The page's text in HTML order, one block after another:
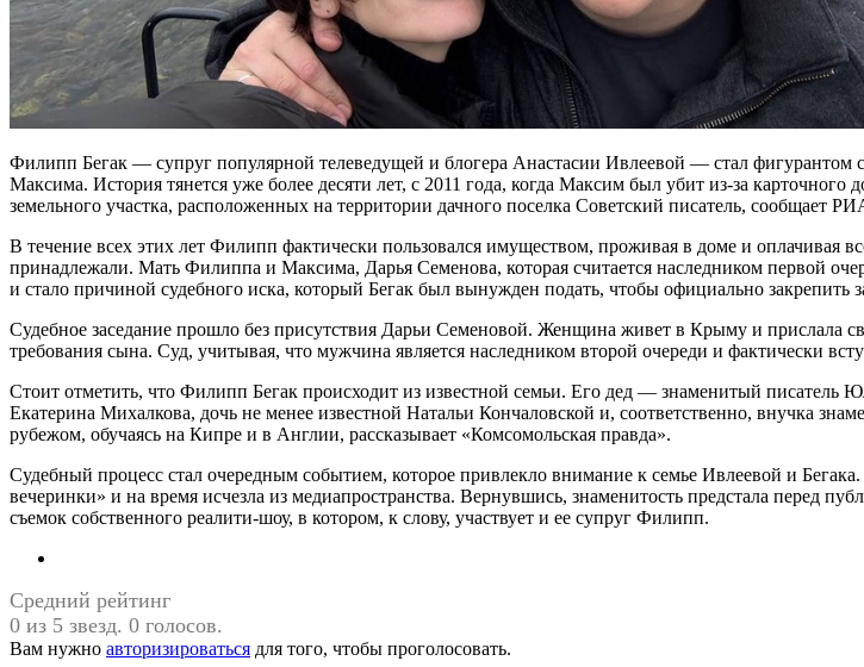
Филипп Бегак — супруг популярной телеведущей и блогера Анастасии Ивлеевой — стал фигурантом
Максима. История тянется уже более десяти лет, с 2011 года, когда Максим был убит из-за
земельного участка, расположенных на территории дачного поселка Советский писатель, сообщает
В течение всех этих лет Филипп фактически пользовался имуществом, проживая в доме и
принадлежали. Мать Филиппа и Максима, Дарья Семенова, которая считается наследником первой
и стало причиной судебного иска, который Бегак был вынужден подать, чтобы официально закрепить
Судебное заседание прошло без присутствия Дарьи Семеновой. Женщина живет в Крыму и прислала
требования сына. Суд, учитывая, что мужчина является наследником второй очереди и фактически
Стоит отметить, что Филипп Бегак происходит из известной семьи. Его дед — знаменитый
Екатерина Михалкова, дочь не менее известной Натальи Кончаловской и, соответственно, внучка
рубежом, обучаясь на Кипре и в Англии, рассказывает «Комсомольская правда».
Судебный процесс стал очередным событием, которое привлекло внимание к семье Ивлеевой и
вечеринки» и на время исчезла из медиапространства. Вернувшись, знаменитость предстала перед
съемок собственного реалити-шоу, в котором, к слову, участвует и ее супруг Филипп.
Средний рейтинг
0 из 5 звезд. 0 голосов.
Вам нужно авторизироваться для того, чтобы проголосовать.